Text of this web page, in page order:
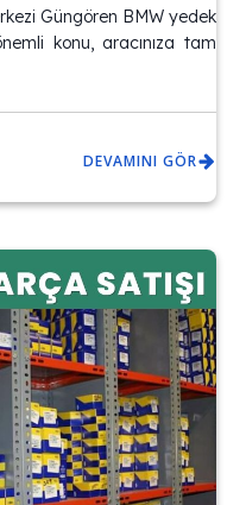
Güngören BMW yedek
konu, aracınıza tam
DEVAMINI GÖR